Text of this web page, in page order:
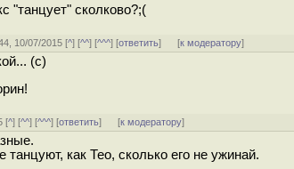
"танцует" сколково?;(
10/07/2015 [^] [^^] [^^^] [ответить] [к модератору]
(с)
[^] [^^] [^^^] [ответить] [к модератору]
как Тео, сколько его не ужинай.